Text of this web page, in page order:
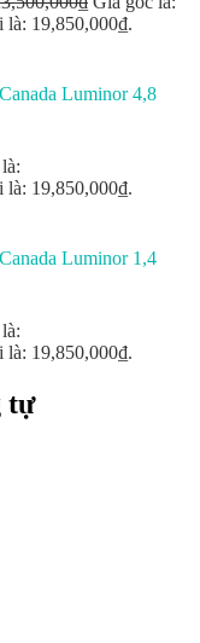
là: 19,850,000₫.
Luminor 4,8
là: 19,850,000₫.
Luminor 1,4
là: 19,850,000₫.
tự